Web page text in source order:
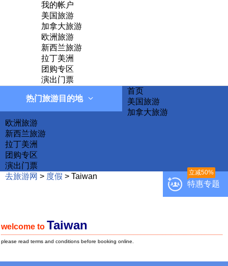
我的帐户
美国旅游
加拿大旅游
欧洲旅游
新西兰旅游
拉丁美洲
团购专区
演出门票
热门旅游目的地
首页
美国旅游
加拿大旅游
欧洲旅游
新西兰旅游
拉丁美洲
团购专区
演出门票
特惠专题
立减50%
去旅游网 > 度假 > Taiwan
welcome to Taiwan
please read terms and conditions before booking online.